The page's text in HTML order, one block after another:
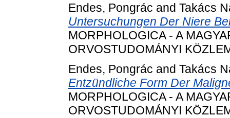
Endes, Pongrác and Takács
Untersuchungen Der Niere
MORPHOLOGICA - A
ORVOSTUDOMÁNYI
Endes, Pongrác and Takács
Entzündliche Form Der
MORPHOLOGICA - A
ORVOSTUDOMÁNYI